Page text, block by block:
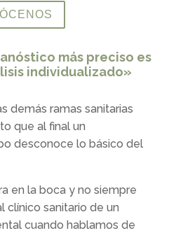
más preciso es
individualizado»
demás ramas sanitarias
que al final un
desconoce lo básico del
en la boca y no siempre
clínico sanitario de un
cuando hablamos de